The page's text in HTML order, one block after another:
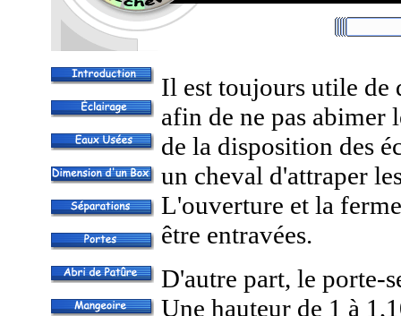
Il est toujours utile de
afin de ne pas abimer
de la disposition des
un cheval d'attraper
L'ouverture et la
être entravées.
D'autre part, le porte-
Une hauteur de 1 à